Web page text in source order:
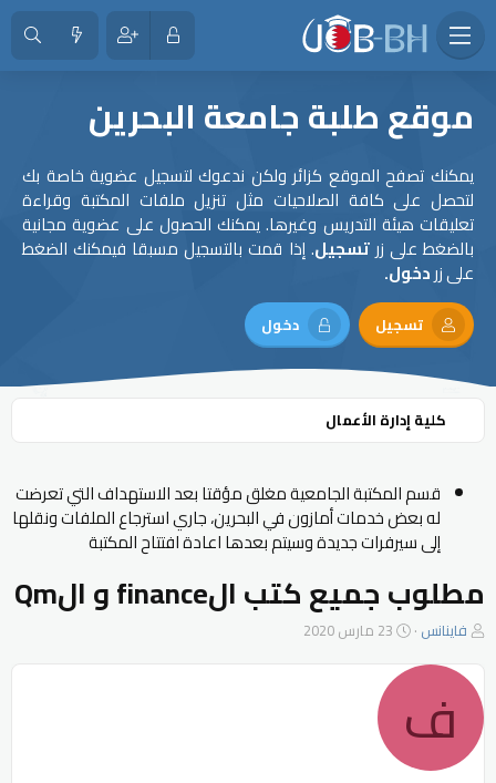
موقع طلبة جامعة البحرين
يمكنك تصفح الموقع كزائر ولكن ندعوك لتسجيل عضوية خاصة بك
لتحصل على كافة الصلاحيات مثل تنزيل ملفات المكتبة وقراءة
تعليقات هيئة التدريس وغيرها. يمكنك الحصول على عضوية مجانية
بالضغط على زرتسجيل. إذا قمت بالتسجيل مسبقا فيمكنك الضغط
على زردخول.
تسجيل دخول
كلية إدارة الأعمال
قسم المكتبة الجامعية مغلق مؤقتا بعد الاستهداف التي تعرضت
له بعض خدمات أمازون في البحرين، جاري استرجاع الملفات ونقلها
إلى سيرفرات جديدة وسيتم بعدها اعادة افتتاح المكتبة
مطلوب جميع كتب الfinance و الQm
ب
د
م
فاينانس ت
ل
23 مارس 2020
ف